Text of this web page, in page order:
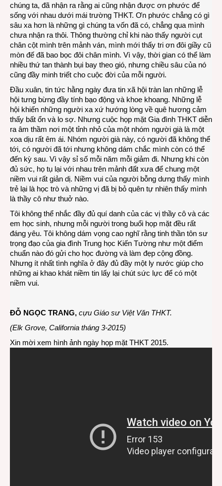
chúng ta, đã nhận ra rằng ai cũng nhận được ơn phước để
sống với nhau dưới mái trường THKT. Ơn phước chẳng có gì
sâu xa hơn là những gì chúng ta vốn đã có, chẳng qua mình
chưa nhận ra thôi. Thông thường chỉ khi nào thấy người cụt
chân cột mình trên mảnh ván, mình mới thấy tri ơn đôi giầy cũ
mòn đế đã bao bọc đôi chân mình. Vì vậy, thời gian có thể làm
nhiều thứ tan thành bụi bay theo gió, nhưng chiều sâu của nó
cũng đầy minh triết cho cuộc đời của mỗi người.
Đầu xuân, tin tức hằng ngày đưa tin xã hội tràn lan những lễ
hội tưng bừng đầy tính bạo động và khoe khoang. Những lễ
hội khiến những người xa xứ hướng lòng về quê hương cảm
thấy bất ổn và lo sợ. Nhưng cuộc họp mặt Gia đình THKT diễn
ra âm thầm nơi một tỉnh nhỏ của một nhóm người già là một
xoa dịu rất êm ái. Nhóm người già này, có người đã không thể
tới, có người đã tới nhưng không dám chắc mình còn có thể
đến kỳ sau. Vì vậy sỉ số mỗi năm mỗi giảm đi. Nhưng khi còn
đủ sức, họ tụ lại với nhau trên mảnh đất xưa để chung một
niềm vui rất giản dị. Niềm vui của người bỗng dưng thấy mình
trẻ lại là học trò và những vị đã bị bỏ quên tự nhiên thấy mình
là thầy cô như thuở nào.
Tôi không thể nhắc đầy đủ quí danh của các vị thầy cô và các
em học sinh, nhưng mỗi người trong buổi họp mặt đều rất
đáng yêu. Tôi không dám vọng cao nghĩ rằng tinh thần tôn sư
trọng đạo của gia đình Trung học Kiến Tường như một điểm
chuẩn nào đó gửi cho học đường và làm đẹp cộng đồng.
Nhưng ít nhất tình nghĩa ở đây đủ đầy một ly nước giúp cho
những ai khao khát niềm tin lấy lại chút sức lực để có một
niềm vui.
ĐỖ NGỌC TRANG, cựu Giáo sư Việt Văn THKT.
(Elk Grove, California tháng 3-2015)
Xin mời xem hình ảnh ngày họp mặt THKT 2015.